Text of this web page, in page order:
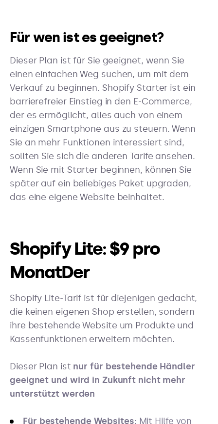
Für wen ist es geeignet?
Dieser Plan ist für Sie geeignet, wenn Sie
einen einfachen Weg suchen, um mit dem
Verkauf zu beginnen. Shopify Starter ist ein
barrierefreier Einstieg in den E-Commerce,
der es ermöglicht, alles auch von einem
einzigen Smartphone aus zu steuern. Wenn
Sie an mehr Funktionen interessiert sind,
sollten Sie sich die anderen Tarife ansehen.
Wenn Sie mit Starter beginnen, können Sie
später auf ein beliebiges Paket upgraden,
das eine eigene Website beinhaltet.
Shopify Lite: $9 pro
MonatDer
Shopify Lite-Tarif ist für diejenigen gedacht,
die keinen eigenen Shop erstellen, sondern
ihre bestehende Website um Produkte und
Kassenfunktionen erweitern möchten.
Dieser Plan ist nur für bestehende Händler
geeignet und wird in Zukunft nicht mehr
unterstützt werden
Für bestehende Websites: Mit Hilfe von